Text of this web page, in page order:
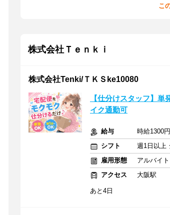
こ
株式会社Ｔｅｎｋｉ
株式会社Tenki/ＴＫＳke10080
【仕分けスタッフ】
イク通勤可
給与
時給1300
シフト
週1日以上
雇用形態
アルバイ
アクセス
大阪駅
あと4日